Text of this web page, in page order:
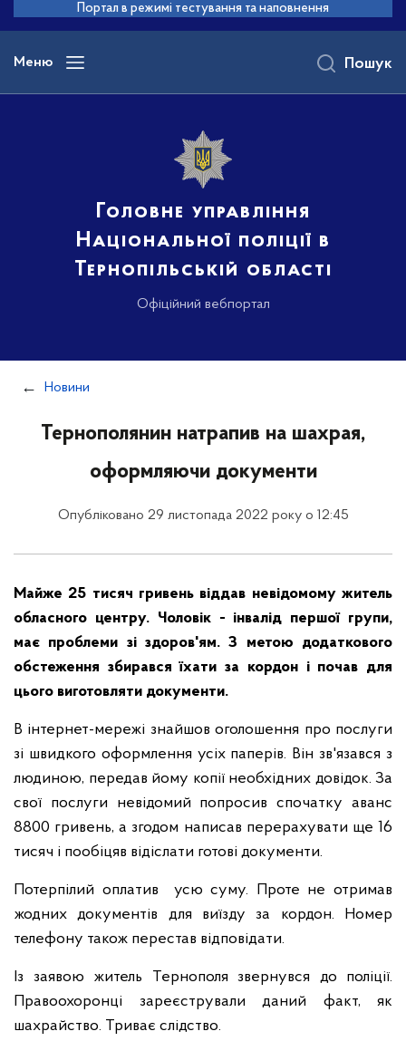
основного
вмісту
Портал в режимі тестування та наповнення
Меню
Головне управління
Національної поліції в
Тернопільській області
Офіційний вебпортал
Пошук
Новини
Тернополянин натрапив на шахрая,
оформляючи документи
Опубліковано 29 листопада 2022 року о 12:45
Майже 25 тисяч гривень віддав невідомому житель
обласного центру. Чоловік - інвалід першої групи,
має проблеми зі здоров'ям. З метою додаткового
обстеження збирався їхати за кордон і почав для
цього виготовляти документи.
В інтернет-мережі знайшов оголошення про послуги
зі швидкого оформлення усіх паперів. Він зв'язався з
людиною, передав йому копії необхідних довідок. За
свої послуги невідомий попросив спочатку аванс
8800 гривень, а згодом написав перерахувати ще 16
тисяч і пообіцяв відіслати готові документи.
Потерпілий оплатив усю суму. Проте не отримав
жодних документів для виїзду за кордон. Номер
телефону також перестав відповідати.
Із заявою житель Тернополя звернувся до поліції.
Правоохоронці зареєстрували даний факт, як
шахрайство. Триває слідство.